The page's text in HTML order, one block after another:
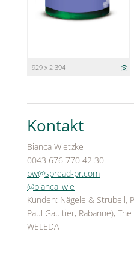
929 x 2 394
Kontakt
Bianca Wietzke
0043 676 770 42 30
bw@spread-pr.com
@bianca_wie
Kunden: Nägele & Strubell,
Paul Gaultier, Rabanne),
WELEDA